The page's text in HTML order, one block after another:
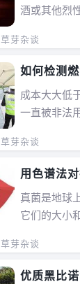
酒或其他烈
草芽杂谈
如何检测燃
成本大大低
一直被非法
草芽杂谈
用色谱法
真菌是地球
它们的大小
草芽杂谈
优质黑比